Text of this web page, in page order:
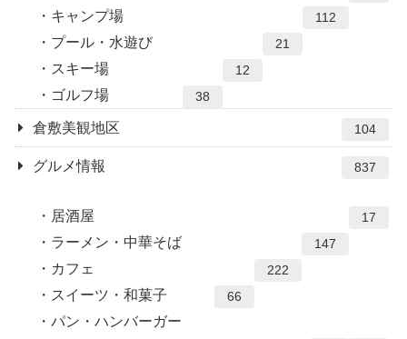
キャンプ場 112
プール・水遊び 21
スキー場 12
ゴルフ場 38
倉敷美観地区 104
グルメ情報 837
居酒屋 17
ラーメン・中華そば 147
カフェ 222
スイーツ・和菓子 66
パン・ハンバーガー